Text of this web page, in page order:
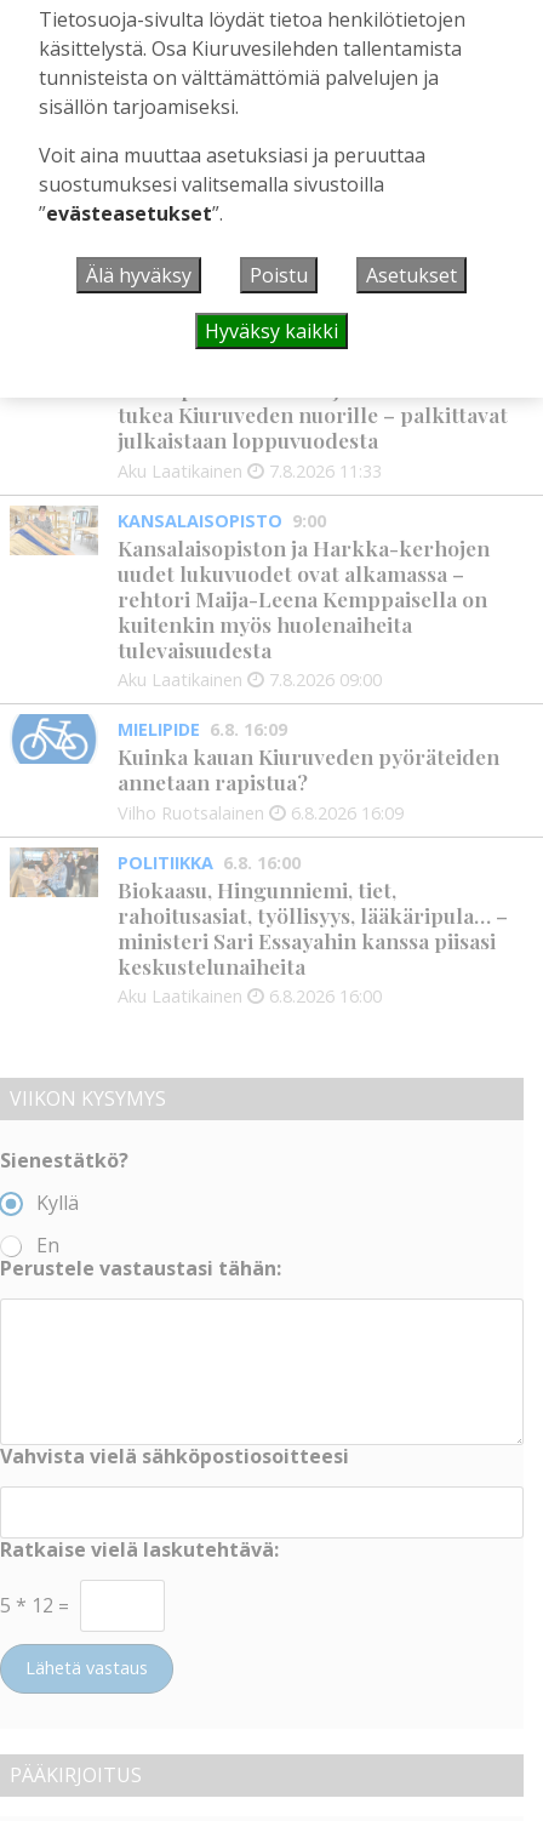
Tilaajille
Aku Laatikainen
HYVINVOINTIALUE
ostopalvelulääkäri – tarkoituksena on
helpottaa kaupunkien lääkäripulaa
Aku Laatikainen 7.8.2026 12:00
tukea Kiuruveden nuorille – palkittavat
julkaistaan loppuvuodesta
Aku Laatikainen 7.8.2026 11:33
KANSALAISOPISTO 9:00
Kansalaisopiston ja Harkka-kerhojen
uudet lukuvuodet ovat alkamassa –
rehtori Maija-Leena Kemppaisella on
kuitenkin myös huolenaiheita
tulevaisuudesta
Aku Laatikainen 7.8.2026 09:00
MIELIPIDE 6.8. 16:09
Kuinka kauan Kiuruveden pyöräteiden
annetaan rapistua?
Vilho Ruotsalainen 6.8.2026 16:09
POLITIIKKA 6.8. 16:00
Biokaasu, Hingunniemi, tiet,
rahoitusasiat, työllisyys, lääkäripula… –
ministeri Sari Essayahin kanssa piisasi
keskustelunaiheita
Aku Laatikainen 6.8.2026 16:00
VIIKON KYSYMYS
Sienestätkö?
Kyllä
En
Perustele vastaustasi tähän:
Vahvista vielä sähköpostiosoitteesi
Ratkaise vielä laskutehtävä:
5 * 12 =
Lähetä vastaus
PÄÄKIRJOITUS
Tietosuoja-sivulta löydät tietoa henkilötietojen
käsittelystä. Osa Kiuruvesilehden tallentamista
tunnisteista on välttämättömiä palvelujen ja
sisällön tarjoamiseksi.
Voit aina muuttaa asetuksiasi ja peruuttaa
suostumuksesi valitsemalla sivustoilla
”evästeasetukset”.
Älä hyväksy Poistu Asetukset
Hyväksy kaikki